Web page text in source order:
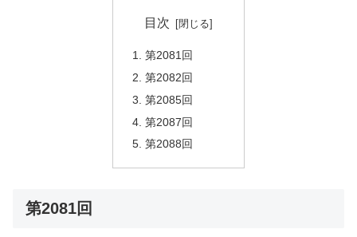
目次
第2081回
第2082回
第2085回
第2087回
第2088回
第2081回